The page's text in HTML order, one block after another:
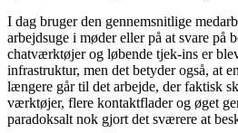
I dag bruger den gennemsnitlige
arbejdsuge i møder eller på at svare på
chatværktøjer og løbende tjek-ins er
infrastruktur, men det betyder også, at
længere går til det arbejde, der faktisk
værktøjer, flere kontaktflader og øget
paradoksalt nok gjort det sværere at